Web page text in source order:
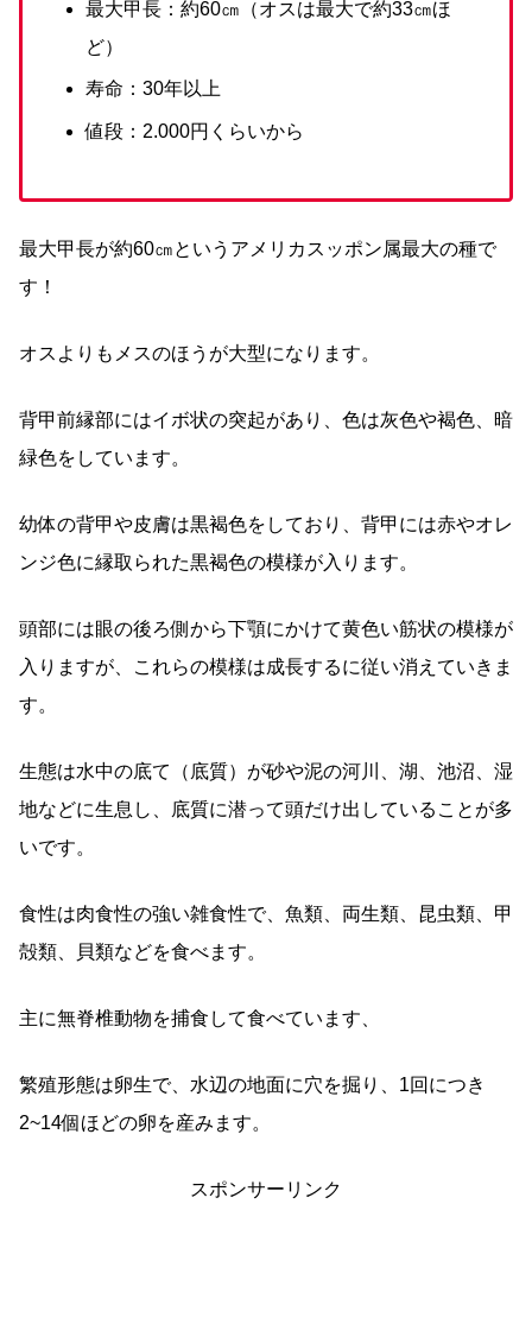
最大甲長：約60㎝（オスは最大で約33㎝ほ
ど）
寿命：30年以上
値段：2.000円くらいから
最大甲長が約60㎝というアメリカスッポン属最大の種で
す！
オスよりもメスのほうが大型になります。
背甲前縁部にはイボ状の突起があり、色は灰色や褐色、暗
緑色をしています。
幼体の背甲や皮膚は黒褐色をしており、背甲には赤やオレ
ンジ色に縁取られた黒褐色の模様が入ります。
頭部には眼の後ろ側から下顎にかけて黄色い筋状の模様が
入りますが、これらの模様は成長するに従い消えていきま
す。
生態は水中の底て（底質）が砂や泥の河川、湖、池沼、湿
地などに生息し、底質に潜って頭だけ出していることが多
いです。
食性は肉食性の強い雑食性で、魚類、両生類、昆虫類、甲
殻類、貝類などを食べます。
主に無脊椎動物を捕食して食べています、
繁殖形態は卵生で、水辺の地面に穴を掘り、1回につき
2~14個ほどの卵を産みます。
スポンサーリンク